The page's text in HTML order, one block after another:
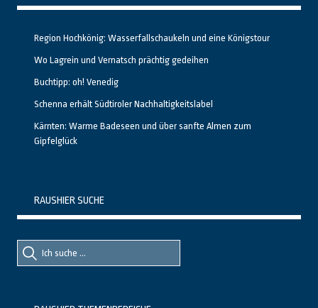
Region Hochkönig: Wasserfallschaukeln und eine Königstour
Wo Lagrein und Vernatsch prächtig gedeihen
Buchtipp: oh! Venedig
Schenna erhält Südtiroler Nachhaltigkeitslabel
Kärnten: Warme Badeseen und über sanfte Almen zum
Gipfelglück
RAUSHIER SUCHE
Suche
nach::
Suche
nach: